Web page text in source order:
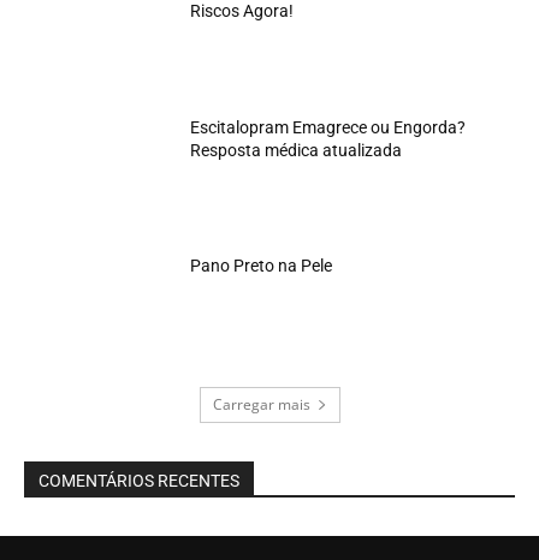
Riscos Agora!
Escitalopram Emagrece ou Engorda?
Resposta médica atualizada
Pano Preto na Pele
Carregar mais
COMENTÁRIOS RECENTES